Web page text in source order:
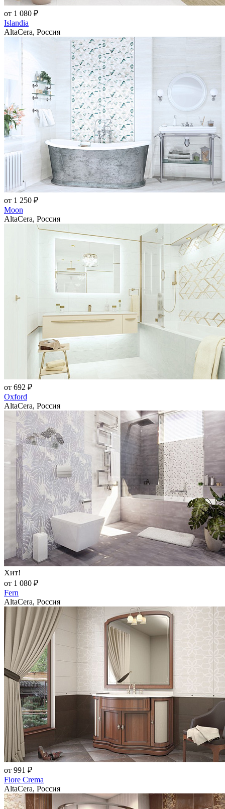
от 1 080 ₽
Islandia
AltaCera, Россия
от 1 250 ₽
Moon
AltaCera, Россия
от 692 ₽
Oxford
AltaCera, Россия
Хит!
от 1 080 ₽
Fern
AltaCera, Россия
от 991 ₽
Fiore Crema
AltaCera, Россия